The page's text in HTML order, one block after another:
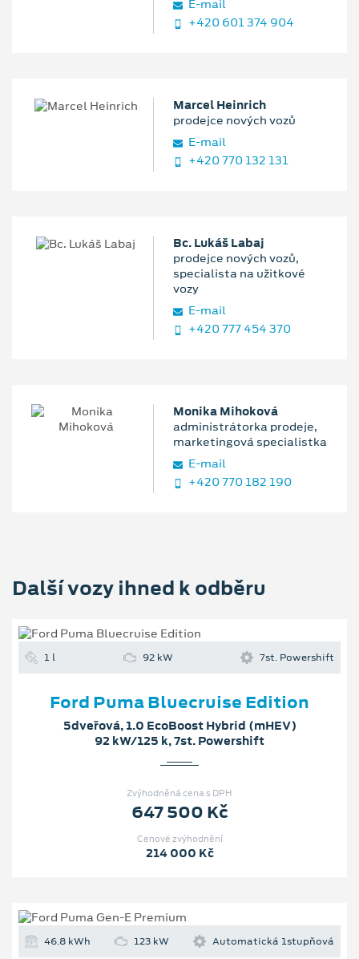
E‑mail
+420 601 374 904
Marcel Heinrich
prodejce nových vozů
E‑mail
+420 770 132 131
Bc. Lukáš Labaj
prodejce nových vozů,
specialista na užitkové
vozy
E‑mail
+420 777 454 370
Monika Mihoková
administrátorka prodeje,
marketingová specialistka
E‑mail
+420 770 182 190
Další vozy ihned k odběru
1 l 92 kW 7st. Powershift
Ford Puma Bluecruise Edition
5dveřová, 1.0 EcoBoost Hybrid (mHEV)
92 kW/125 k, 7st. Powershift
Zvýhodněná cena s DPH
647 500 Kč
Cenové zvýhodnění
214 000 Kč
46.8 kWh 123 kW Automatická 1stupňová